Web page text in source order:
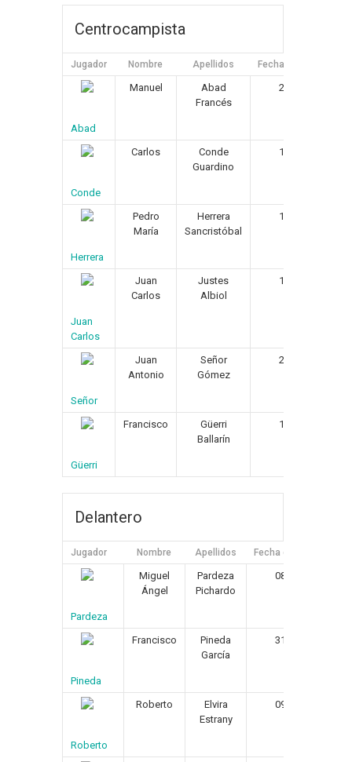
Centrocampista
Jugador Nombre Apellidos Fecha de Nacimiento
Abad
Manuel
Abad
Francés
24/08/1960
Conde
Carlos
Conde
Guardino
16/09/1961
Herrera
Pedro
María
Herrera
Sancristóbal
17/07/1959
Juan
Carlos
Juan
Carlos
Justes
Albiol
18/08/1962
Señor
Juan
Antonio
Señor
Gómez
26/08/1958
Güerri
Francisco
Güerri
Ballarín
13/04/1959
Delantero
Jugador Nombre Apellidos Fecha de Nacimiento
Pardeza
Miguel
Ángel
Pardeza
Pichardo
08/02/1965
Pineda
Francisco
Pineda
García
31/01/1959
Roberto
Roberto
Elvira
Estrany
09/05/1963